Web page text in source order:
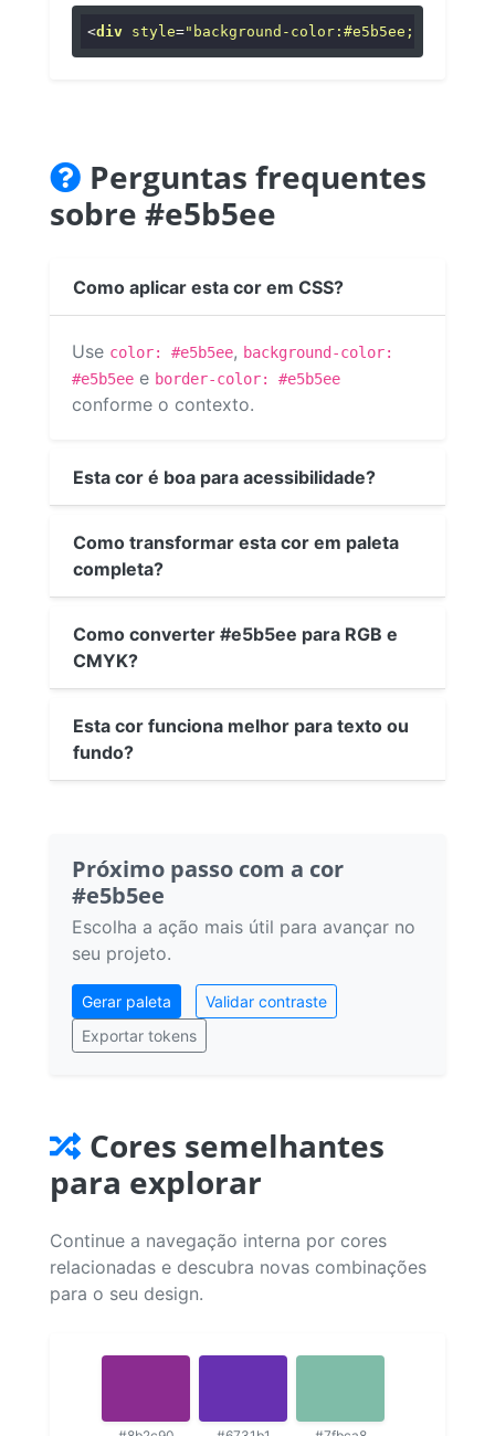
<div style="background-color:#e5b5ee;"
Perguntas frequentes
sobre #e5b5ee
Como aplicar esta cor em CSS?
Use color: #e5b5ee, background-color:
#e5b5ee e border-color: #e5b5ee
conforme o contexto.
Esta cor é boa para acessibilidade?
Como transformar esta cor em paleta
completa?
Como converter #e5b5ee para RGB e
CMYK?
Esta cor funciona melhor para texto ou
fundo?
Próximo passo com a cor
#e5b5ee
Escolha a ação mais útil para avançar no
seu projeto.
Gerar paleta
Validar contraste
Exportar tokens
Cores semelhantes
para explorar
Continue a navegação interna por cores
relacionadas e descubra novas combinações
para o seu design.